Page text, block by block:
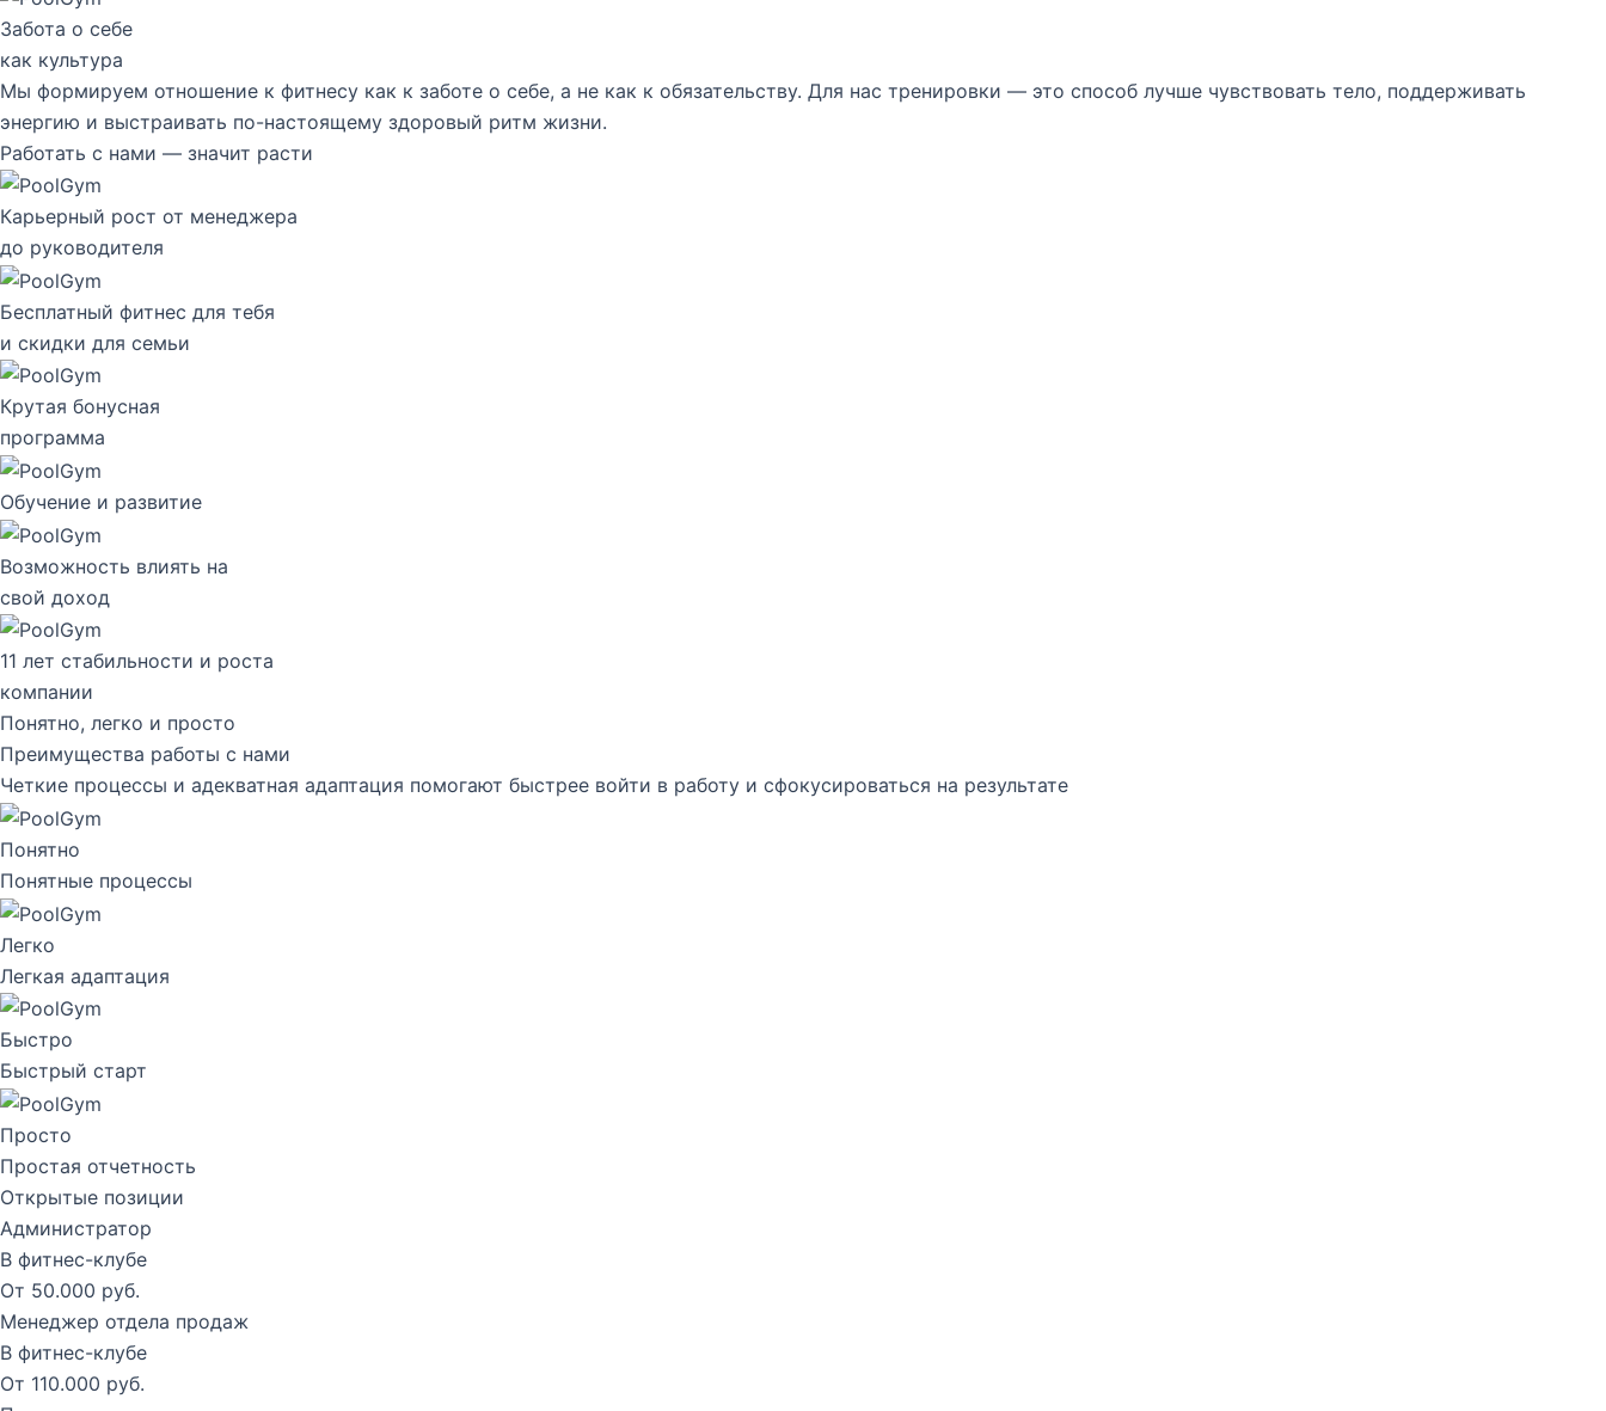
Забота о себе
как культура
Мы формируем отношение к фитнесу как к заботе о себе, а не как к обязательству. Для нас тренировки — это способ лучше чувствовать тело, поддерживать
энергию и выстраивать по-настоящему здоровый ритм жизни.
Работать с нами — значит расти
Карьерный рост от менеджера
до руководителя
Бесплатный фитнес для тебя
и скидки для семьи
Крутая бонусная
программа
Обучение и развитие
Возможность влиять на
свой доход
11 лет стабильности и роста
компании
Понятно, легко и просто
Преимущества работы с нами
Четкие процессы и адекватная адаптация помогают быстрее войти в работу и сфокусироваться на результате
Понятно
Понятные процессы
Легко
Легкая адаптация
Быстро
Быстрый старт
Просто
Простая отчетность
Открытые позиции
Администратор
В фитнес-клубе
От 50.000 руб.
Менеджер отдела продаж
В фитнес-клубе
От 110.000 руб.